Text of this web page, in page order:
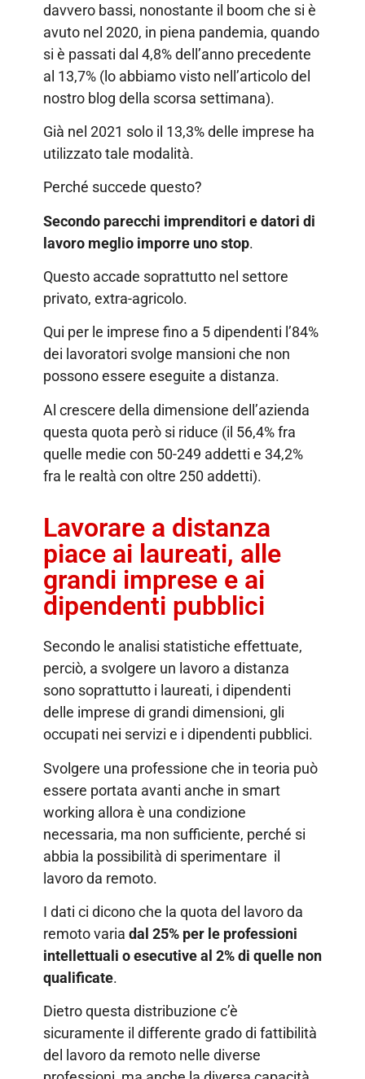
davvero bassi, nonostante il boom che si è
avuto nel 2020, in piena pandemia, quando
si è passati dal 4,8% dell’anno precedente
al 13,7% (lo abbiamo visto nell’articolo del
nostro blog della scorsa settimana).
Già nel 2021 solo il 13,3% delle imprese ha
utilizzato tale modalità.
Perché succede questo?
Secondo parecchi imprenditori e datori di
lavoro meglio imporre uno stop.
Questo accade soprattutto nel settore
privato, extra-agricolo.
Qui per le imprese fino a 5 dipendenti l’84%
dei lavoratori svolge mansioni che non
possono essere eseguite a distanza.
Al crescere della dimensione dell’azienda
questa quota però si riduce (il 56,4% fra
quelle medie con 50-249 addetti e 34,2%
fra le realtà con oltre 250 addetti).
Lavorare a distanza
piace ai laureati, alle
grandi imprese e ai
dipendenti pubblici
Secondo le analisi statistiche effettuate,
perciò, a svolgere un lavoro a distanza
sono soprattutto i laureati, i dipendenti
delle imprese di grandi dimensioni, gli
occupati nei servizi e i dipendenti pubblici.
Svolgere una professione che in teoria può
essere portata avanti anche in smart
working allora è una condizione
necessaria, ma non sufficiente, perché si
abbia la possibilità di sperimentare il
lavoro da remoto.
I dati ci dicono che la quota del lavoro da
remoto varia dal 25% per le professioni
intellettuali o esecutive al 2% di quelle non
qualificate.
Dietro questa distribuzione c’è
sicuramente il differente grado di fattibilità
del lavoro da remoto nelle diverse